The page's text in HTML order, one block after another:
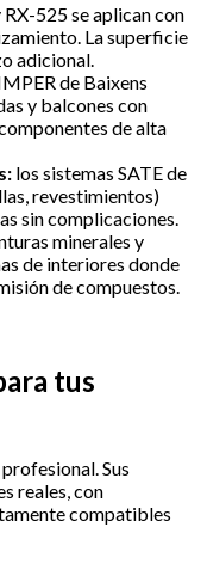
RX-525 se aplican con
La superficie
adicional.
de Baixens
y balcones con
de alta
los sistemas SATE de
revestimientos)
sin complicaciones.
minerales y
de interiores donde
de compuestos.
tus
Sus
reales, con
compatibles